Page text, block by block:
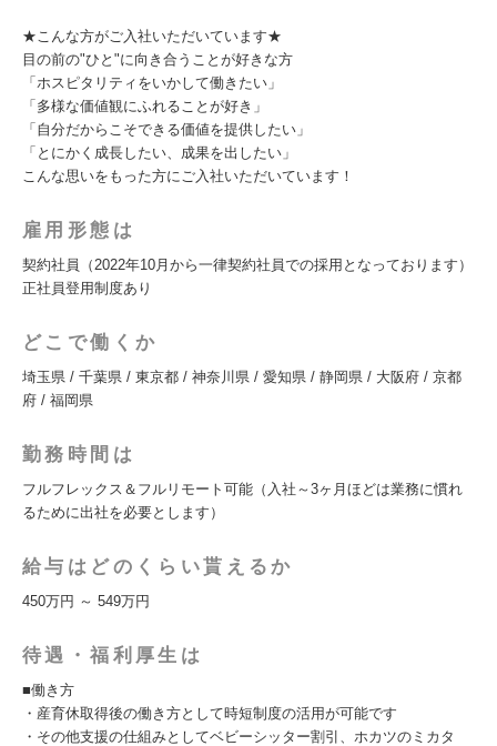
★こんな方がご入社いただいています★
目の前の"ひと"に向き合うことが好きな方
「ホスピタリティをいかして働きたい」
「多様な価値観にふれることが好き」
「自分だからこそできる価値を提供したい」
「とにかく成長したい、成果を出したい」
こんな思いをもった方にご入社いただいています！
雇用形態は
契約社員（2022年10月から一律契約社員での採用となっております）
正社員登用制度あり
どこで働くか
埼玉県 / 千葉県 / 東京都 / 神奈川県 / 愛知県 / 静岡県 / 大阪府 / 京都
府 / 福岡県
勤務時間は
フルフレックス＆フルリモート可能（入社～3ヶ月ほどは業務に慣れ
るために出社を必要とします）
給与はどのくらい貰えるか
450万円 ～ 549万円
待遇・福利厚生は
■働き方
・産育休取得後の働き方として時短制度の活用が可能です
・その他支援の仕組みとしてベビーシッター割引、ホカツのミカタ